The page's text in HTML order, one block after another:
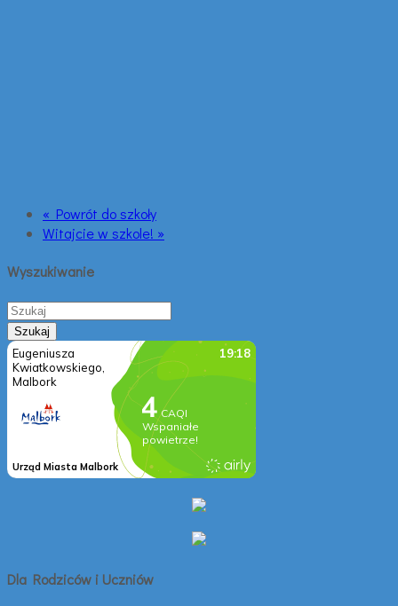
« Powrót do szkoły
Witajcie w szkole! »
Wyszukiwanie
Dla Rodziców i Uczniów